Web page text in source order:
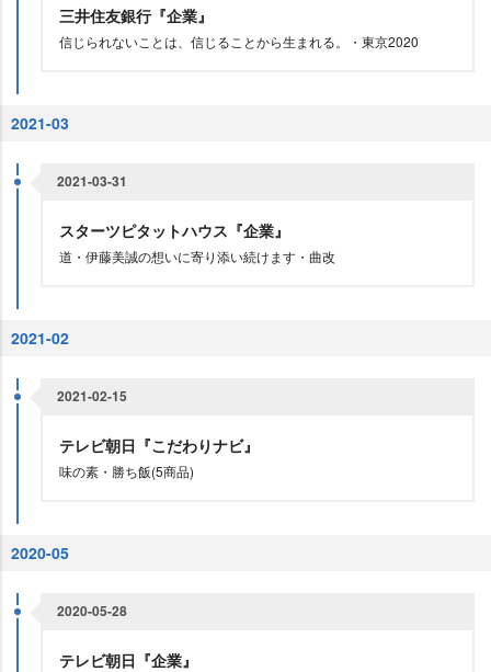
三井住友銀行『企業』
信じられないことは、信じることから生まれる。・東京2020
2021-03
2021-03-31
スターツピタットハウス『企業』
道・伊藤美誠の想いに寄り添い続けます・曲改
2021-02
2021-02-15
テレビ朝日『こだわりナビ』
味の素・勝ち飯(5商品)
2020-05
2020-05-28
テレビ朝日『企業』